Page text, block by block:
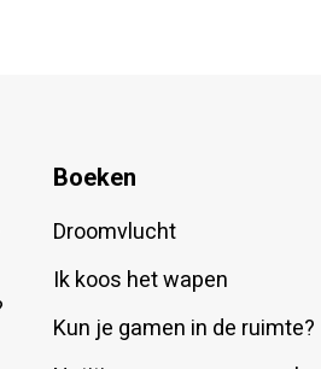
Boeken
Droomvlucht
Ik koos het wapen
Kun je gamen in de ruimte?